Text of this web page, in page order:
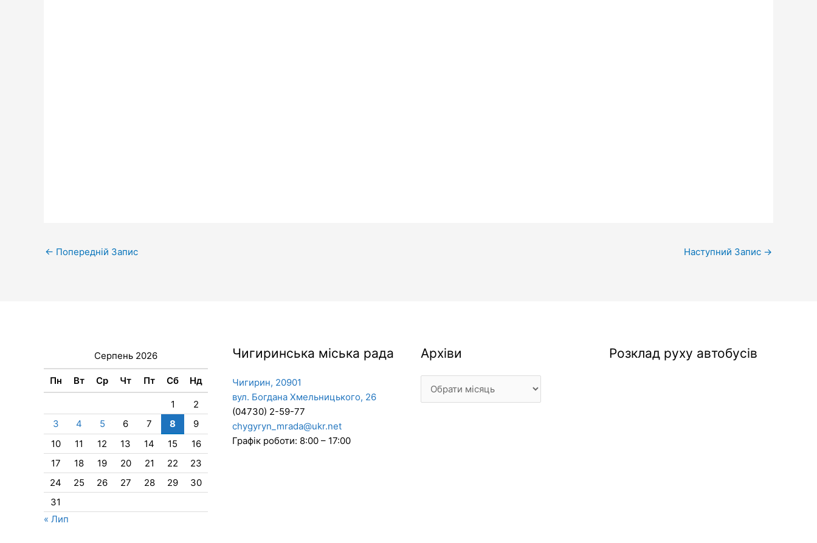
← Попередній Запис Наступний Запис →
Серпень 2026
Пн Вт Ср Чт Пт Сб Нд
1
2
3
4 5 6 7 8
9
10
11 12 13 14 15
16
17
18 19 20 21 22
23
24
25 26 27 28 29
30
31
« Лип
Чигиринська міська рада
Чигирин, 20901
вул. Богдана Хмельницького, 26
(04730) 2-59-77
chygyryn_mrada@ukr.net
Графік роботи: 8:00 – 17:00
Архіви
Архіви Розклад руху автобусів